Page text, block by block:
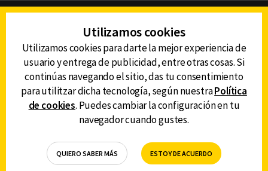
AVISO DE PRIVACIDAD
AVISO LEGAL
DEFENSORÍA DE LAS AUDIENCIAS
DESCARGA LA APP DE CANAL 6
Utilizamos cookies
Utilizamos cookies para darte la mejor experiencia de
usuario y entrega de publicidad, entre otras cosas. Si
continúas navegando el sitio, das tu consentimiento
para utilitzar dicha tecnología, según nuestraPolítica
de cookies. Puedes cambiar la configuración en tu
navegador cuando gustes.
QUIERO SABER MÁS ESTOY DE ACUERDO